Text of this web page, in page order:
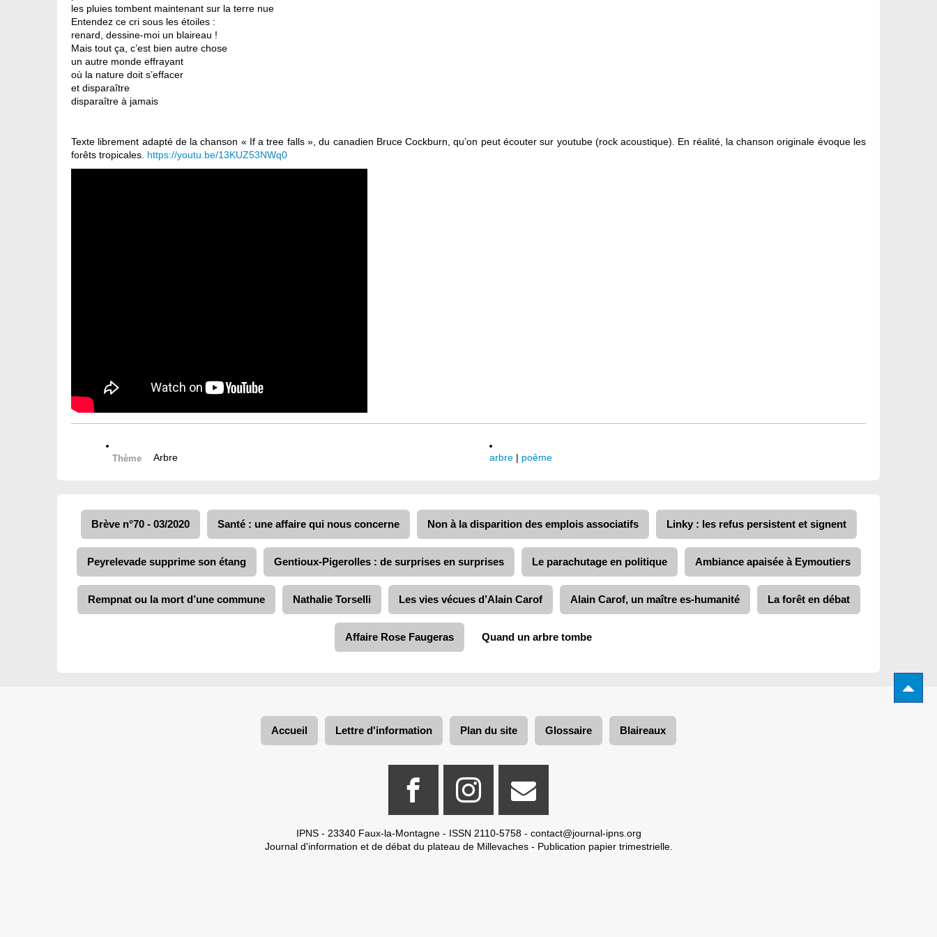
les pluies tombent maintenant sur la terre nue
Entendez ce cri sous les étoiles :
renard, dessine-moi un blaireau !
Mais tout ça, c’est bien autre chose
un autre monde effrayant
où la nature doit s’effacer
et disparaître
disparaître à jamais
Texte librement adapté de la chanson « If a tree falls », du canadien Bruce Cockburn, qu’on peut écouter sur youtube (rock acoustique). En réalité, la chanson originale évoque les
forêts tropicales. https://youtu.be/13KUZ53NWq0
Thème Arbre arbre | poême
Brève n°70 - 03/2020 Santé : une affaire qui nous concerne Non à la disparition des emplois associatifs Linky : les refus persistent et signent
Peyrelevade supprime son étang Gentioux-Pigerolles : de surprises en surprises Le parachutage en politique Ambiance apaisée à Eymoutiers
Rempnat ou la mort d’une commune Nathalie Torselli Les vies vécues d’Alain Carof Alain Carof, un maître es-humanité La forêt en débat
Affaire Rose Faugeras Quand un arbre tombe
Accueil Lettre d'information Plan du site Glossaire Blaireaux
IPNS - 23340 Faux-la-Montagne - ISSN 2110-5758 - contact@journal-ipns.org
Journal d'information et de débat du plateau de Millevaches - Publication papier trimestrielle.